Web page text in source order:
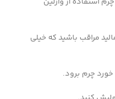
مراقب باشید که خیلی
خورد چرم برود.